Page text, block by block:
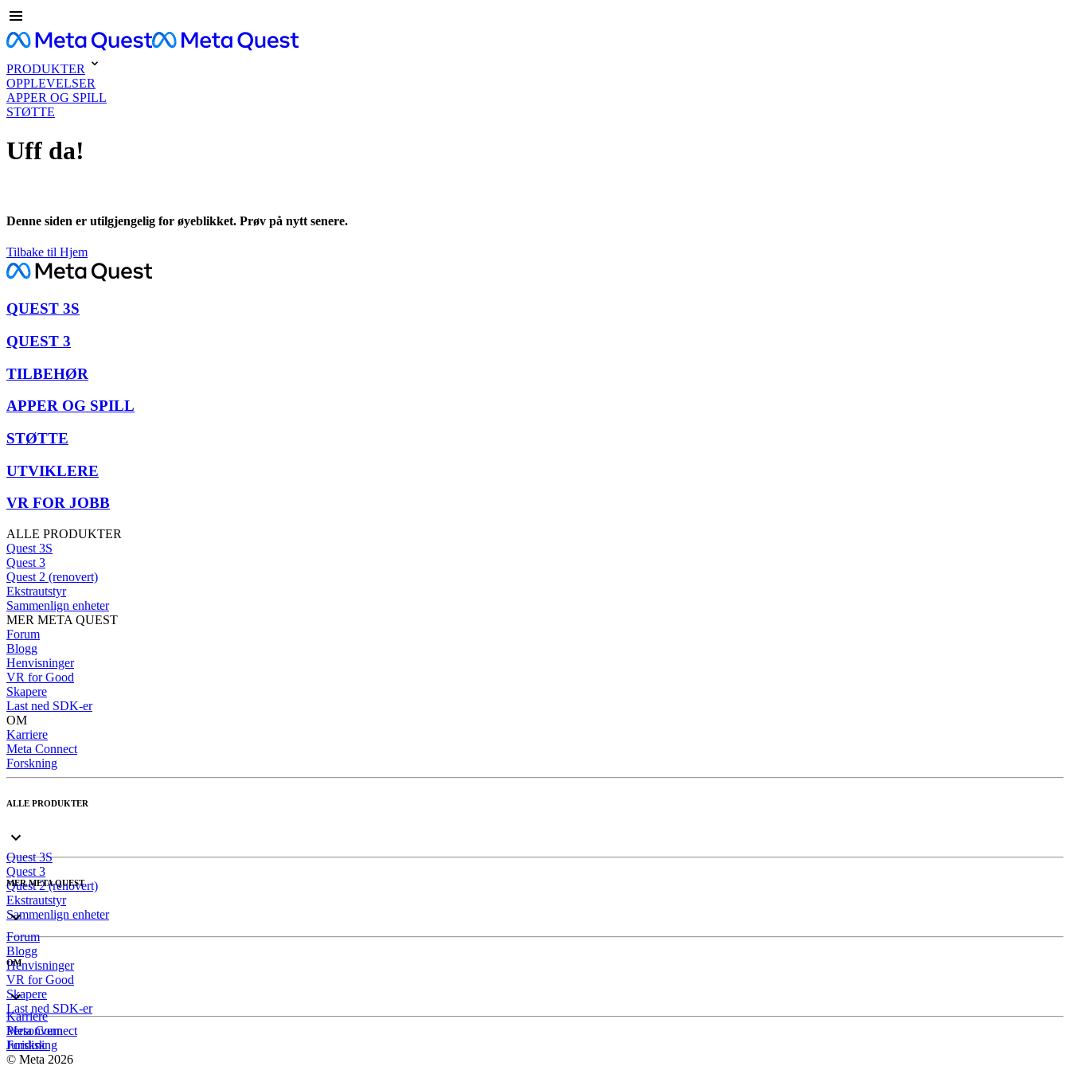
PRODUKTER
OPPLEVELSER
APPER OG SPILL
STØTTE
Uff da!
Denne siden er utilgjengelig for øyeblikket. Prøv på nytt senere.
Tilbake til Hjem
QUEST 3S
QUEST 3
TILBEHØR
APPER OG SPILL
STØTTE
UTVIKLERE
VR FOR JOBB
ALLE PRODUKTER
Quest 3S
Quest 3
Quest 2 (renovert)
Ekstrautstyr
Sammenlign enheter
MER META QUEST
Forum
Blogg
Henvisninger
VR for Good
Skapere
Last ned SDK-er
OM
Karriere
Meta Connect
Forskning
ALLE PRODUKTER
Quest 3S
Quest 3
Quest 2 (renovert)
Ekstrautstyr
Sammenlign enheter
MER META QUEST
Forum
Blogg
Henvisninger
VR for Good
Skapere
Last ned SDK-er
OM
Karriere
Meta Connect
Forskning
Personvern
Juridisk
© Meta 2026